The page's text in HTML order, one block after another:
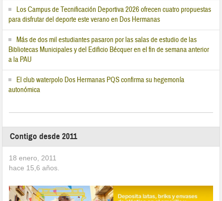
Los Campus de Tecnificación Deportiva 2026 ofrecen cuatro propuestas
para disfrutar del deporte este verano en Dos Hermanas
Más de dos mil estudiantes pasaron por las salas de estudio de las
Bibliotecas Municipales y del Edificio Bécquer en el fin de semana anterior
a la PAU
El club waterpolo Dos Hermanas PQS confirma su hegemonía
autonómica
Contigo desde 2011
18 enero, 2011
hace 15,6 años.